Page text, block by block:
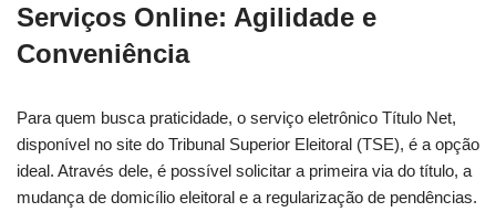
Serviços Online: Agilidade e
Conveniência
Para quem busca praticidade, o serviço eletrônico Título Net,
disponível no site do Tribunal Superior Eleitoral (TSE), é a opção
ideal. Através dele, é possível solicitar a primeira via do título, a
mudança de domicílio eleitoral e a regularização de pendências.